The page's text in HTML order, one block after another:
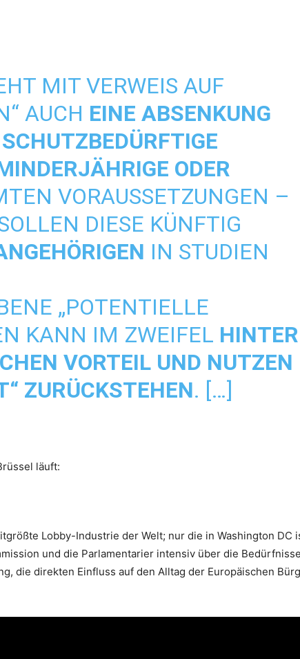
MIT VERWEIS AUF
AUCH EINE ABSENKUNG
ODER
VORAUSSETZUNGEN –
DIESE KÜNFTIG
IN STUDIEN
„POTENTIELLE
KANN IM ZWEIFEL HINTER
VORTEIL UND NUTZEN
ZURÜCKSTEHEN. […]
läuft:
Lobby-Industrie der Welt; nur die in Washington DC
und die Parlamentarier intensiv über die
die direkten Einfluss auf den Alltag der Europäischen